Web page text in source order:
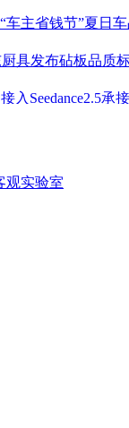
观实验室
车主省钱节”夏日
具发布砧板品质
入Seedance2.5承
座
如何守住“清凉”底
速提质焕新
通AI这条路
球通用语言 搭建
索AI时代内容IP
下一代IP生产者
企业级AI Agent卓
种解决方案梳理
效能：绘梦工坊AI
搭建属于你的AI生